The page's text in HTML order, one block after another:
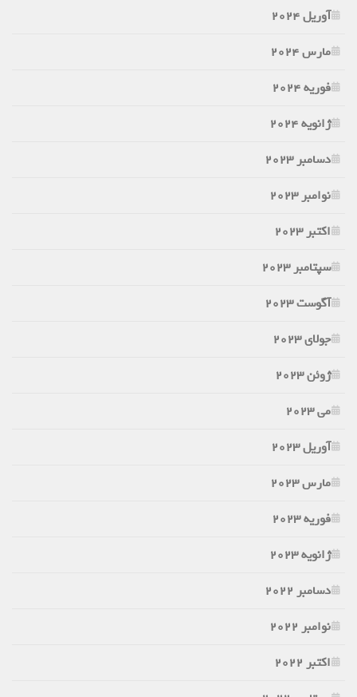
آوریل 2024
مارس 2024
فوریه 2024
ژانویه 2024
دسامبر 2023
نوامبر 2023
اکتبر 2023
سپتامبر 2023
آگوست 2023
جولای 2023
ژوئن 2023
می 2023
آوریل 2023
مارس 2023
فوریه 2023
ژانویه 2023
دسامبر 2022
نوامبر 2022
اکتبر 2022